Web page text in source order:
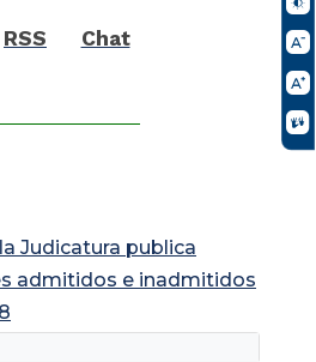
RSS Chat
Judicatura publica
admitidos e inadmitidos